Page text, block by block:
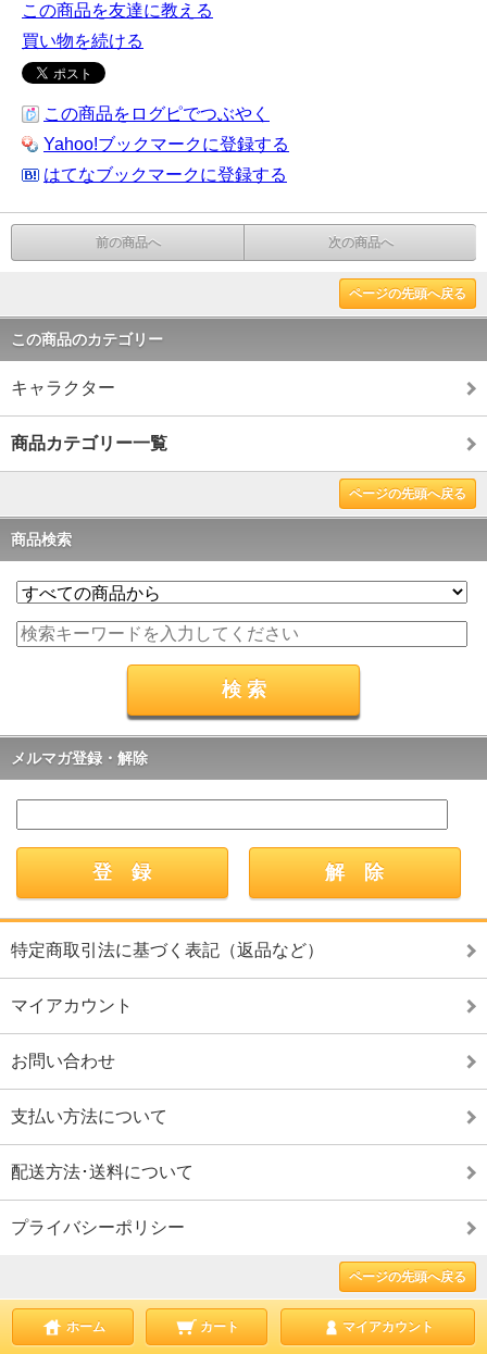
この商品を友達に教える
買い物を続ける
この商品をログピでつぶやく
Yahoo!ブックマークに登録する
はてなブックマークに登録する
前の商品へ 次の商品へ
ページの先頭へ戻る
この商品のカテゴリー
キャラクター
商品カテゴリー一覧
ページの先頭へ戻る
商品検索
メルマガ登録・解除
特定商取引法に基づく表記（返品など）
マイアカウント
お問い合わせ
支払い方法について
配送方法･送料について
プライバシーポリシー
ページの先頭へ戻る
ホーム カート マイアカウント